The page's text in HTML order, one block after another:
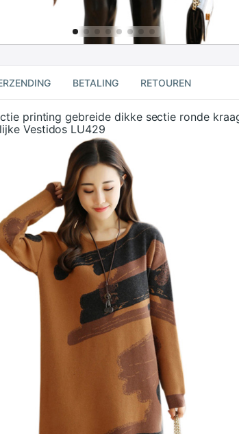
BETALING RETOUREN
printing gebreide dikke sectie ronde
Vestidos LU429